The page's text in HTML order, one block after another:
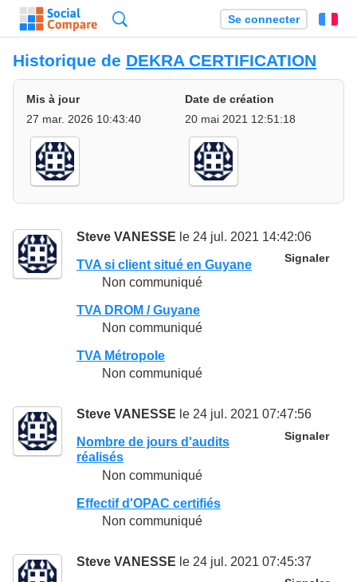
Se connecter
Historique de DEKRA CERTIFICATION
Mis à jour
27 mar. 2026 10:43:40
Date de création
20 mai 2021 12:51:18
Steve VANESSE le 24 jul. 2021 14:42:06
Signaler
TVA si client situé en Guyane
Non communiqué
TVA DROM / Guyane
Non communiqué
TVA Métropole
Non communiqué
Steve VANESSE le 24 jul. 2021 07:47:56
Signaler
Nombre de jours d'audits
réalisés
Non communiqué
Effectif d'OPAC certifiés
Non communiqué
Steve VANESSE le 24 jul. 2021 07:45:37